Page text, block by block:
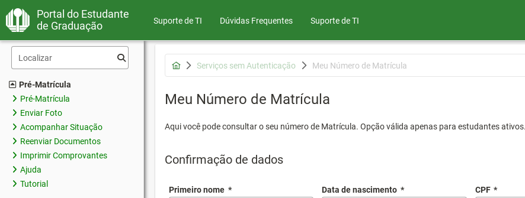
Portal do Estudante
de Graduação
Suporte de TI Dúvidas Frequentes Suporte de TI
Pré-Matrícula
Pré-Matrícula
Enviar Foto
Acompanhar Situação
Reenviar Documentos
Imprimir Comprovantes
Ajuda
Tutorial
Serviços sem Autenticação Meu Número de Matrícula
Meu Número de Matrícula
Aqui você pode consultar o seu número de Matrícula. Opção válida apenas para estudantes ativos.
Confirmação de dados
Primeiro nome * Data de nascimento * CPF *